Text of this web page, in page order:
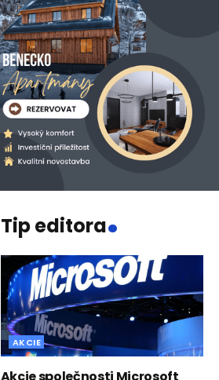
Tip editora.
AKCIE